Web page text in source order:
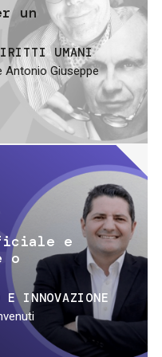
un
UMANI
Antonio Giuseppe
e
o
E INNOVAZIONE